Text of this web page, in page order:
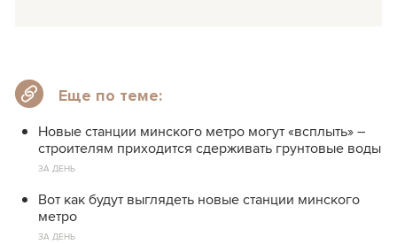
Еще по теме:
Новые станции минского метро могут «всплыть» –
строителям приходится сдерживать грунтовые воды
ЗА ДЕНЬ
Вот как будут выглядеть новые станции минского
метро
ЗА ДЕНЬ